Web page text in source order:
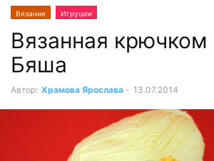
Вязание Игрушки
Вязанная крючком
Бяша
Автор: Храмова Ярослава - 13.07.2014